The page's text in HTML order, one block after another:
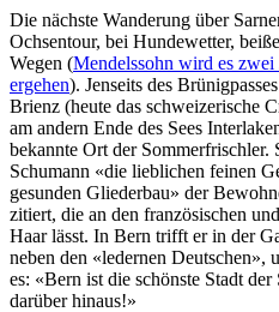
Die nächste Wanderung über
Ochsentour, bei Hundewetter,
Wegen (Mendelssohn wird es zwei
ergehen). Jenseits des
Brienz (heute das schweizerische
am andern Ende des Sees
bekannte Ort der
Schumann «die lieblichen feinen
gesunden Gliederbau» der
zitiert, die an den französischen
Haar lässt. In Bern trifft er in der
neben den «ledernen
es: «Bern ist die schönste Stadt
darüber hinaus!»